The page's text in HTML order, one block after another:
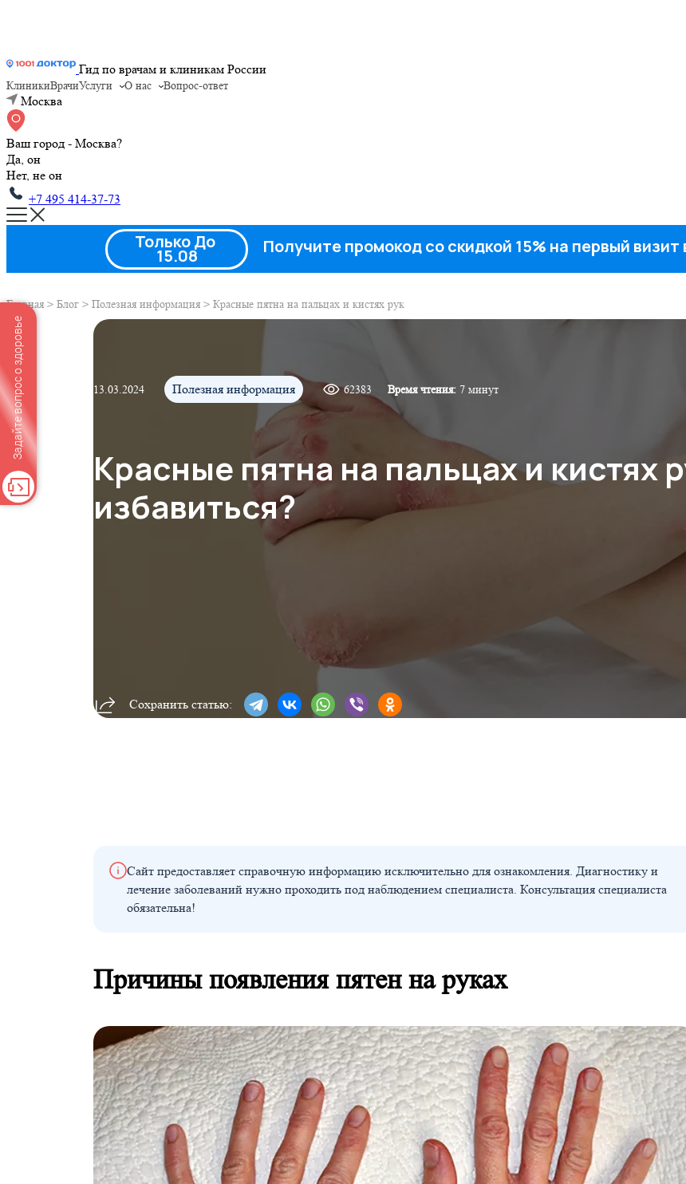
Гид по врачам и клиникам России
КлиникиВрачиУслуги О нас Вопрос-ответ
Москва
Ваш город - Москва?
Да, он
Нет, не он
+7 495 414-37-73
Главная > Блог > Полезная информация > Красные пятна на пальцах и кистях рук
13.03.2024 Полезная информация 62383 Время чтения: 7 минут
Красные пятна на пальцах и кистях
избавиться?
Сохранить статью:
Сайт предоставляет справочную информацию исключительно для ознакомления. Диагностику и
лечение заболеваний нужно проходить под наблюдением специалиста. Консультация специалиста
обязательна!
Причины появления пятен на руках
Только До
15.08 Получите промокод со скидкой 15% на первый
Задайте вопрос о здоровье